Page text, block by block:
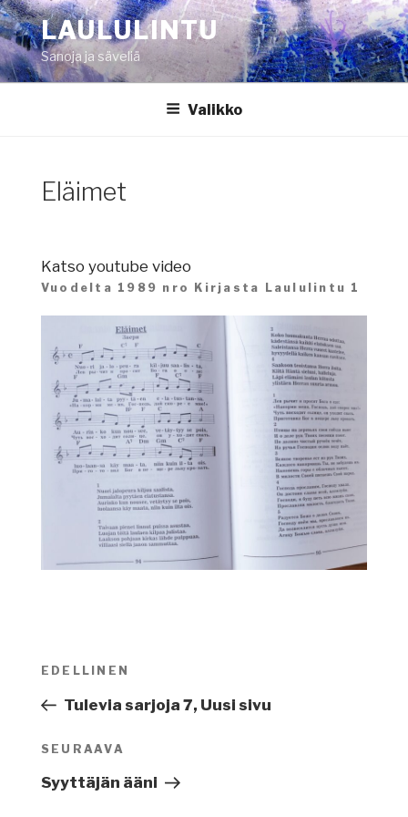
Siirry
sisältöönLAULULINTU
Sanoja ja säveliä
Valikko
Eläimet
Katso youtube video
Vuodelta 1989 nro Kirjasta Laululintu 1
Artikkelien
Edellinen
artikkeli
EDELLINEN
Tulevia sarjoja 7, Uusi sivu
Seuraava
artikkeli
SEURAAVA
Syyttäjän ääni